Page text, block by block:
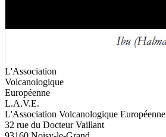
L'Association
Volcanologique
Européenne
L.A.V.E.
L'Association Volcanologique Européenne
32 rue du Docteur Vaillant